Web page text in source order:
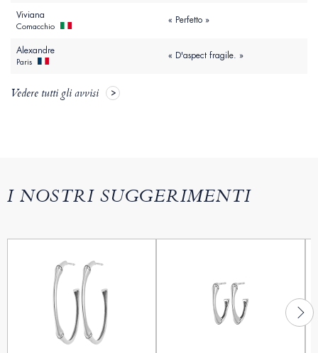
Viviana
Comacchio
« Perfetto »
Alexandre
Paris
« D'aspect fragile. »
Vedere tutti gli avvisi
I NOSTRI SUGGERIMENTI